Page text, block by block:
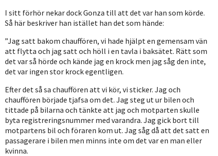
I sitt förhör nekar dock Gonza till att det var han som körde.
Så här beskriver han istället han det som hände:
”Jag satt bakom chauffören, vi hade hjälpt en gemensam vän
att flytta och jag satt och höll i en tavla i baksätet. Rätt som
det var så hörde och kände jag en krock men jag såg den inte,
det var ingen stor krock egentligen.
Efter det så sa chauffören att vi kör, vi sticker. Jag och
chauffören började tjafsa om det. Jag steg ut ur bilen och
tittade på bilarna och tänkte att jag och motparten skulle
byta registreringsnummer med varandra. Jag gick bort till
motpartens bil och föraren kom ut. Jag såg då att det satt en
passagerare i bilen men minns inte om det var en man eller
kvinna.